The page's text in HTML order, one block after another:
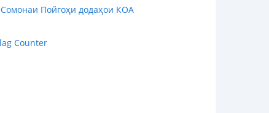
Сомонаи Пойгоҳи додаҳои КОА